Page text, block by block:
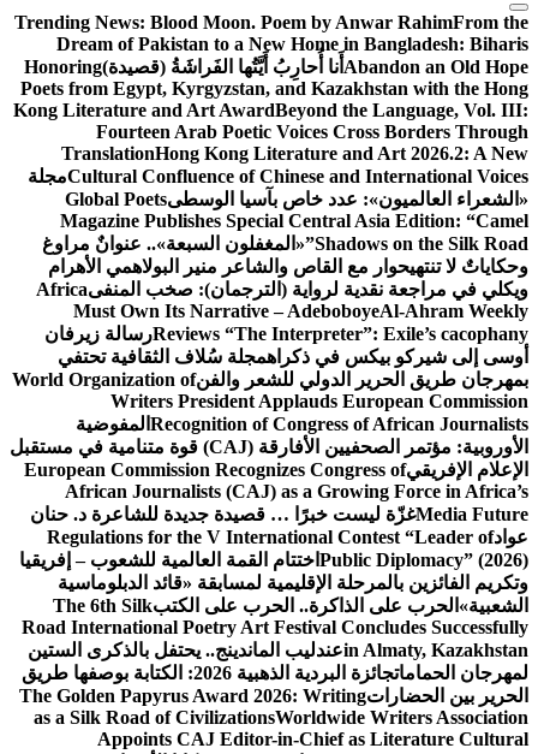
Trending News: Blood Moon. Poem by Anwar RahimFrom the
Dream of Pakistan to a New Home in Bangladesh: Biharis
Abandon an Old Hope أَنا أُحارِبُ أَيَّتُها الفَراشَةُ (قصيدة)Honoring
Poets from Egypt, Kyrgyzstan, and Kazakhstan with the Hong
Kong Literature and Art AwardBeyond the Language, Vol. III:
Fourteen Arab Poetic Voices Cross Borders Through
TranslationHong Kong Literature and Art 2026.2: A New
Cultural Confluence of Chinese and International Voicesمجلة
«الشعراء العالميون»: عدد خاص بآسيا الوسطىGlobal Poets
Magazine Publishes Special Central Asia Edition: “Camel
Shadows on the Silk Road” «المغفلون السبعة».. عنوانٌ مراوغ
وحكاياتٌ لا تنتهيحوار مع القاص والشاعر منير البولاهمي الأهرام
ويكلي في مراجعة نقدية لرواية (الترجمان): صخب المنفىAfrica
Must Own Its Narrative – AdeboboyeAl-Ahram Weekly
Reviews “The Interpreter”: Exile’s cacophanyرسالة زيرفان
أوسى إلى شيركو بيكس في ذكراهمجلة سُلاف الثقافية تحتفي
بمهرجان طريق الحرير الدولي للشعر والفنWorld Organization of
Writers President Applauds European Commission
Recognition of Congress of African Journalists المفوضية
الأوروبية: مؤتمر الصحفيين الأفارقة (CAJ) قوة متنامية في مستقبل
الإعلام الإفريقيEuropean Commission Recognizes Congress of
African Journalists (CAJ) as a Growing Force in Africa’s
Media Futureغزّة ليست خبرًا … قصيدة جديدة للشاعرة د. حنان
عوادRegulations for the V International Contest “Leader of
Public Diplomacy” (2026) اختتام القمة العالمية للشعوب – إفريقيا
وتكريم الفائزين بالمرحلة الإقليمية لمسابقة «قائد الدبلوماسية
الشعبية» الحرب على الذاكرة.. الحرب على الكتبThe 6th Silk
Road International Poetry Art Festival Concludes Successfully
in Almaty, Kazakhstanعندليب الماندينج.. يحتفل بالذكرى الستين
لمهرجان الحمامات
جائزة البردية الذهبية 2026: الكتابة بوصفها طريق
الحرير بين الحضاراتThe Golden Papyrus Award 2026: Writing
as a Silk Road of CivilizationsWorldwide Writers Association
Appoints CAJ Editor-in-Chief as Literature Cultural